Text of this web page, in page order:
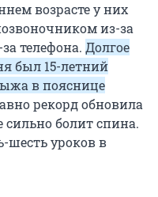
возрасте у них
из-за
телефона. Долгое
был 15-летний
в пояснице
рекорд обновила
сильно болит спина.
шесть уроков в